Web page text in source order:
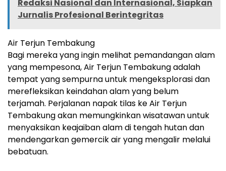
Redaksi Nasional dan Internasional, Siapkan
Jurnalis Profesional Berintegritas
Air Terjun Tembakung
Bagi mereka yang ingin melihat pemandangan alam
yang mempesona, Air Terjun Tembakung adalah
tempat yang sempurna untuk mengeksplorasi dan
merefleksikan keindahan alam yang belum
terjamah. Perjalanan napak tilas ke Air Terjun
Tembakung akan memungkinkan wisatawan untuk
menyaksikan keajaiban alam di tengah hutan dan
mendengarkan gemercik air yang mengalir melalui
bebatuan.